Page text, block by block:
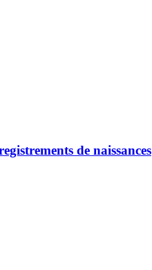
de naissances